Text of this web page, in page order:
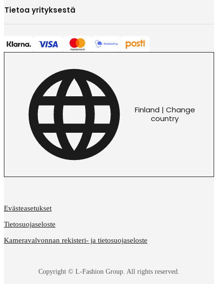
Tietoa yrityksestä
Finland | Change
country
Copyright © L-Fashion Group. All rights reserved.
Evästeasetukset
Tietosuojaseloste
Kameravalvonnan rekisteri- ja tietosuojaseloste